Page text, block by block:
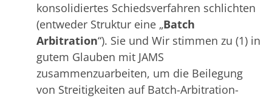
konsolidiertes Schiedsverfahren schlichten
(entweder Struktur eine „Batch
Arbitration“). Sie und Wir stimmen zu (1) in
gutem Glauben mit JAMS
zusammenzuarbeiten, um die Beilegung
von Streitigkeiten auf Batch-Arbitration-